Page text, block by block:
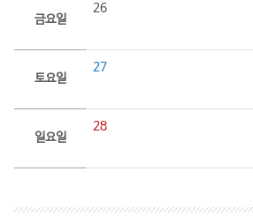
금요일
26
토요일
27
일요일
28